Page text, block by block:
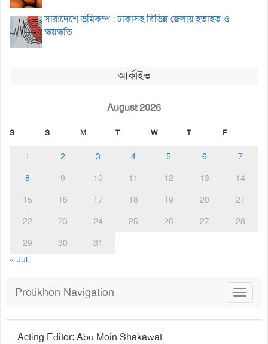
সারাদেশে ভূমিকম্প : ঢাকাসহ বিভিন্ন জেলায় হতাহত ও
ক্ষয়ক্ষতি
আর্কাইভ
August 2026
S S M T W T F
1 2 3 4 5 6
7
8
9 10 11 12 13
14
15
16 17 18 19 20
21
22
23 24 25 26 27
28
29
30
31
« Jul
Toggle
Protikhon Navigation
Acting Editor: Abu Moin Shakawat